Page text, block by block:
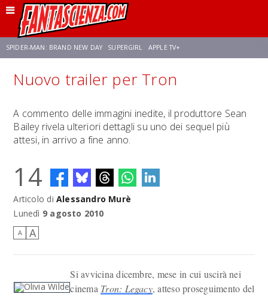
SPIDER-MAN: BRAND NEW DAY SUPERGIRL APPLE TV+
FRANCO RICCIARDIELLO ZENDAYA STAR TREK AVENGERS: DOOMSDAY
NETFLIX SADIE SINK CELIA ROSE GOODING
Nuovo trailer per Tron
A commento delle immagini inedite, il produttore Sean
Bailey rivela ulteriori dettagli su uno dei sequel più
attesi, in arrivo a fine anno.
14
Articolo di Alessandro Murè
Lunedì 9 agosto 2010
A A
Si avvicina dicembre, mese in cui uscirà nei
cinema Tron: Legacy, atteso proseguimento del